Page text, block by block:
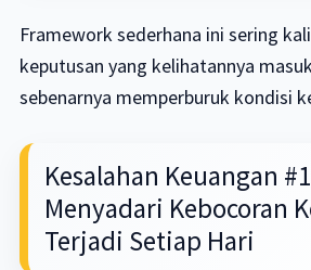
Framework sederhana ini sering
keputusan yang kelihatannya
sebenarnya memperburuk kondisi
Kesalahan Keuangan
Menyadari Kebocoran
Terjadi Setiap Hari